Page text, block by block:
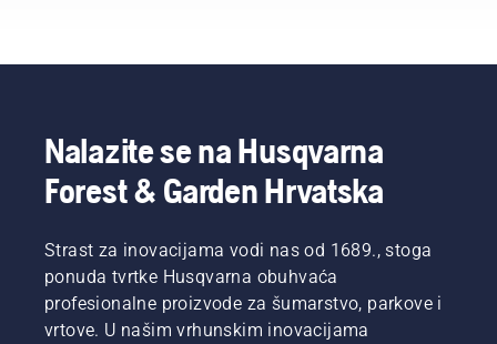
H. I oni
su naši
najzahtjevniji
korisnici.
Nalazite se na Husqvarna
Forest & Garden Hrvatska
Strast za inovacijama vodi nas od 1689., stoga
ponuda tvrtke Husqvarna obuhvaća
profesionalne proizvode za šumarstvo, parkove i
vrtove. U našim vrhunskim inovacijama